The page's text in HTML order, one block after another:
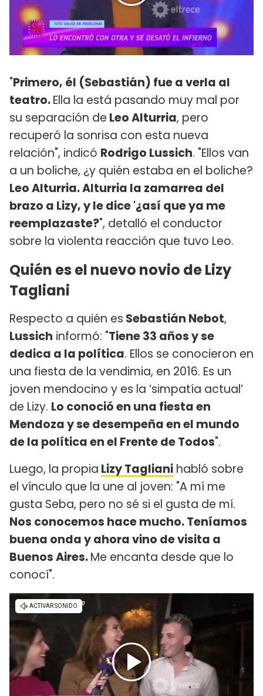
"Primero, él (Sebastián) fue a verla al
teatro.Ella la está pasando muy mal por
su separación de Leo Alturria, pero
recuperó la sonrisa con esta nueva
relación", indicó Rodrigo Lussich. "Ellos van
a un boliche, ¿y quién estaba en el boliche?
Leo Alturria. Alturria la zamarrea del
brazo a Lizy, y le dice '¿así que ya me
reemplazaste?", detalló el conductor
sobre la violenta reacción que tuvo Leo.
Quién es el nuevo novio de Lizy
Tagliani
Respecto a quién es Sebastián Nebot,
Lussich informó: "Tiene 33 años y se
dedica a la política. Ellos se conocieron en
una fiesta de la vendimia, en 2016. Es un
joven mendocino y es la ‘simpatía actual’
de Lizy. Lo conoció en una fiesta en
Mendoza y se desempeña en el mundo
de la política en el Frente de Todos".
Luego, la propia Lizy Tagliani habló sobre
el vínculo que la une al joven: "A mí me
gusta Seba, pero no sé si el gusta de mí.
Nos conocemos hace mucho. Teníamos
buena onda y ahora vino de visita a
Buenos Aires.Me encanta desde que lo
conocí".